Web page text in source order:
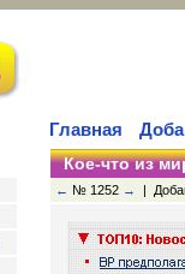
Главная
Кое-что из
← № 1252 → |